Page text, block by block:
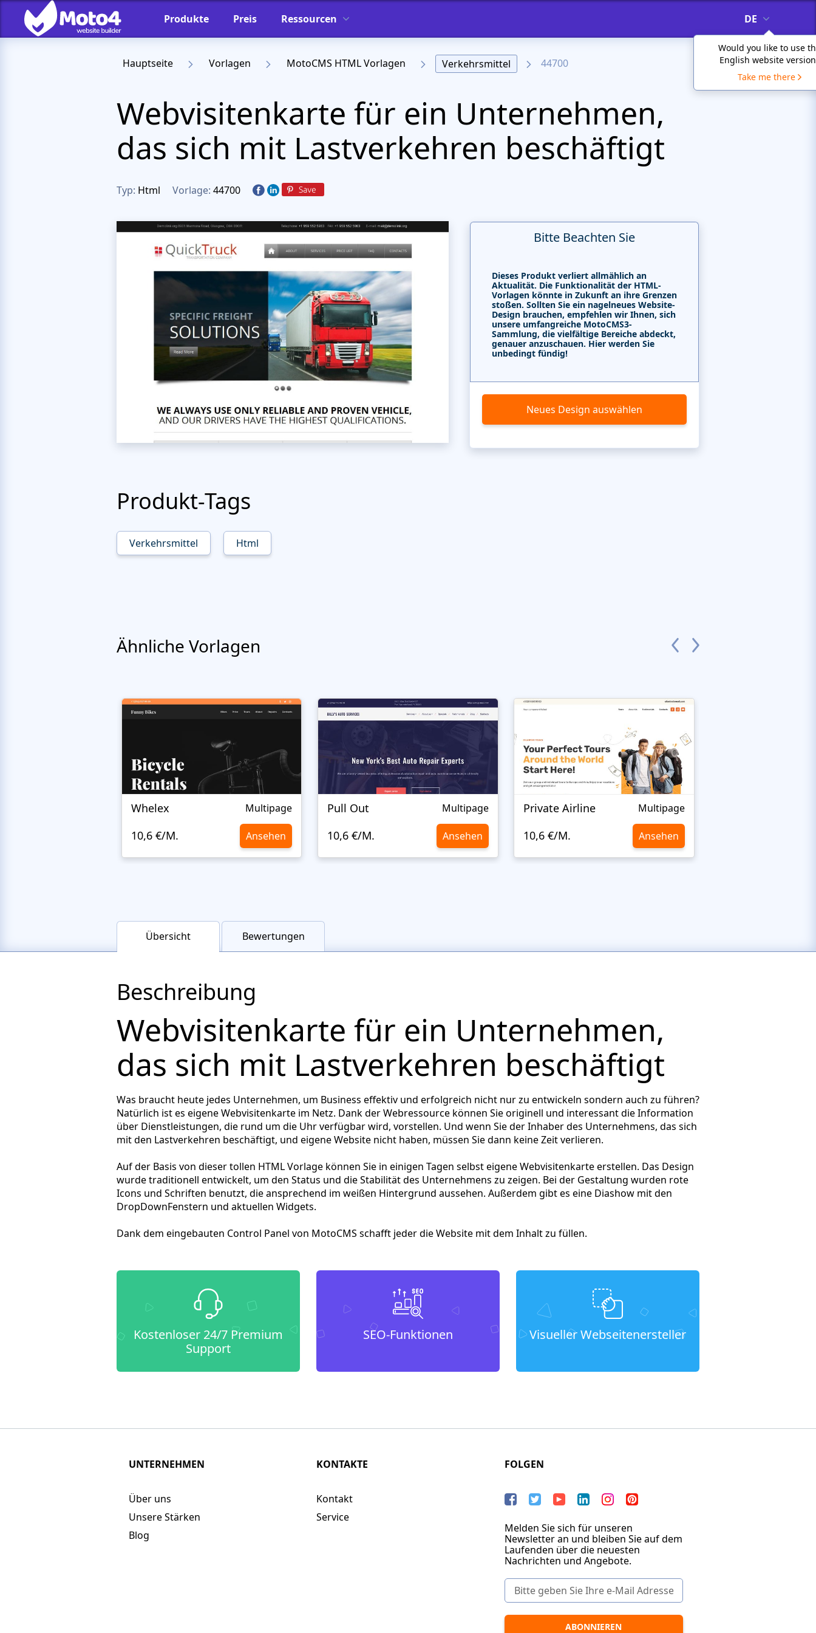
Produkte Preis Ressourcen DE
Would you like to use
English website
Take me there
Hauptseite Vorlagen MotoCMS HTML Vorlagen Verkehrsmittel 44700
Webvisitenkarte für ein Unternehmen,
das sich mit Lastverkehren beschäftigt
Typ: Html Vorlage: 44700
Produkt-Tags
Verkehrsmittel Html
Bitte Beachten Sie
Dieses Produkt verliert allmählich an
Aktualität. Die Funktionalität der HTML-
Vorlagen könnte in Zukunft an ihre Grenzen
stoßen. Sollten Sie ein nagelneues Website-
Design brauchen, empfehlen wir Ihnen, sich
unsere umfangreiche MotoCMS3-
Sammlung, die vielfältige Bereiche abdeckt,
genauer anzuschauen. Hier werden Sie
unbedingt fündig!
Neues Design auswählen
Ähnliche Vorlagen
Whelex Multipage
10,6 €/M. Ansehen
Pull Out Multipage
10,6 €/M. Ansehen
Private Airline Multipage
10,6 €/M. Ansehen
Übersicht Bewertungen
Beschreibung
Webvisitenkarte für ein Unternehmen,
das sich mit Lastverkehren beschäftigt
Was braucht heute jedes Unternehmen, um Business effektiv und erfolgreich nicht nur zu entwickeln sondern auch zu führen?
Natürlich ist es eigene Webvisitenkarte im Netz. Dank der Webressource können Sie originell und interessant die Information
über Dienstleistungen, die rund um die Uhr verfügbar wird, vorstellen. Und wenn Sie der Inhaber des Unternehmens, das sich
mit den Lastverkehren beschäftigt, und eigene Website nicht haben, müssen Sie dann keine Zeit verlieren.
Auf der Basis von dieser tollen HTML Vorlage können Sie in einigen Tagen selbst eigene Webvisitenkarte erstellen. Das Design
wurde traditionell entwickelt, um den Status und die Stabilität des Unternehmens zu zeigen. Bei der Gestaltung wurden rote
Icons und Schriften benutzt, die ansprechend im weißen Hintergrund aussehen. Außerdem gibt es eine Diashow mit den
DropDownFenstern und aktuellen Widgets.
Dank dem eingebauten Control Panel von MotoCMS schafft jeder die Website mit dem Inhalt zu füllen.
Kostenloser 24/7 Premium
Support
SEO-Funktionen Visueller Webseitenersteller
UNTERNEHMEN
Über uns
Unsere Stärken
Blog
KONTAKTE
Kontakt
Service
FOLGEN
Melden Sie sich für unseren
Newsletter an und bleiben Sie auf dem
Laufenden über die neuesten
Nachrichten und Angebote.